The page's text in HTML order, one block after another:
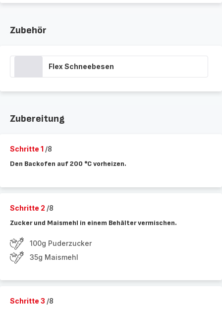
Zubehör
Flex Schneebesen
Zubereitung
Schritte 1 /8
Den Backofen auf 200 °C vorheizen.
Schritte 2 /8
Zucker und Maismehl in einem Behälter vermischen.
100g Puderzucker
35g Maismehl
Schritte 3 /8